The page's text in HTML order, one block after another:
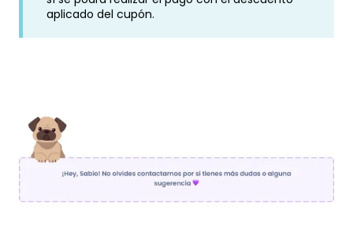
aplicado del cupón.